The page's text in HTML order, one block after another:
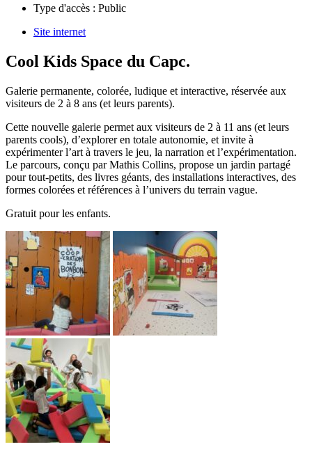
Type d'accès : Public
Site internet
Cool Kids Space du Capc.
Galerie permanente, colorée, ludique et interactive, réservée aux
visiteurs de 2 à 8 ans (et leurs parents).
Cette nouvelle galerie permet aux visiteurs de 2 à 11 ans (et leurs
parents cools), d’explorer en totale autonomie, et invite à
expérimenter l’art à travers le jeu, la narration et l’expérimentation.
Le parcours, conçu par Mathis Collins, propose un jardin partagé
pour tout-petits, des livres géants, des installations interactives, des
formes colorées et références à l’univers du terrain vague.
Gratuit pour les enfants.